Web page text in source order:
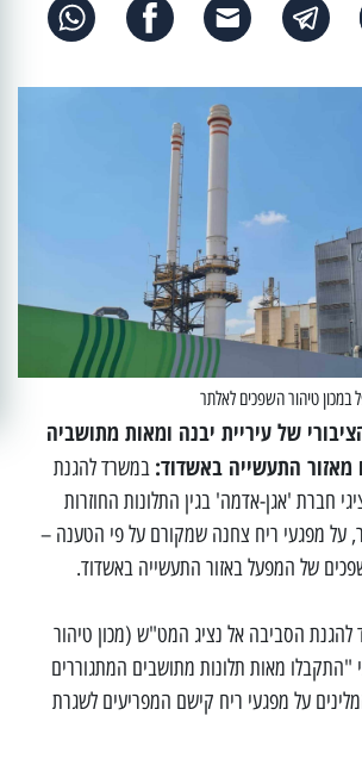
טיהור השפכים לאלתר
של עיריית יבנה ומאות מתושביה
מאזור התעשייה באשדוד: במשרד להגנת
חברת 'אגן-אדמה' בגין התלונות החוזרות
על מפגעי ריח צחנה שמקורם על פי הטענה –
של המפעל באזור התעשייה באשדוד.
להגנת הסביבה אל נציג המט"ש (מכון טיהור
מאות תלונות מתושבים המתגוררים
על מפגעי ריח קישם המפריעים לשגרת